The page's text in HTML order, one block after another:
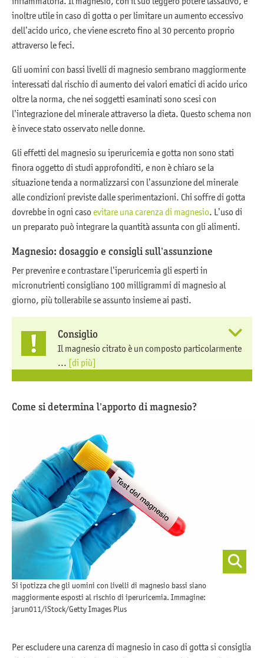
inoltre utile in caso di gotta o per limitare un aumento eccessivo
dell’acido urico, che viene escreto fino al 30 percento proprio
attraverso le feci.
Gli uomini con bassi livelli di magnesio sembrano maggiormente
interessati dal rischio di aumento dei valori ematici di acido urico
oltre la norma, che nei soggetti esaminati sono scesi con
l’integrazione del minerale attraverso la dieta. Questo schema non
è invece stato osservato nelle donne.
Gli effetti del magnesio su iperuricemia e gotta non sono stati
finora oggetto di studi approfonditi, e non è chiaro se la
situazione tenda a normalizzarsi con l’assunzione del minerale
alle condizioni previste dalle sperimentazioni. Chi soffre di gotta
dovrebbe in ogni casoevitare una carenza di magnesio . L’uso di
un preparato può integrare la quantità assunta con gli alimenti.
Magnesio: dosaggio e consigli sull’assunzione
Per prevenire e contrastare l’iperuricemia gli esperti in
micronutrienti consigliano 100 milligrammi di magnesio al
giorno, più tollerabile se assunto insieme ai pasti.
Consiglio
Il magnesio citrato è un composto particolarmente
[di più]
Come si determina l’apporto di magnesio?
Si ipotizza che gli uomini con livelli di magnesio bassi siano
maggiormente esposti al rischio di iperuricemia. Immagine:
jarun011/iStock/Getty Images Plus
Per escludere una carenza di magnesio in caso di gotta si consiglia